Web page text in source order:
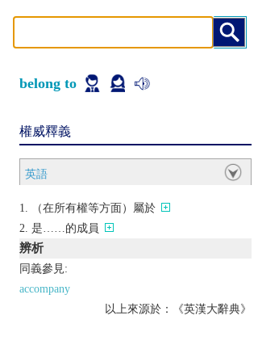
belong to
權威釋義
英語
（在所有權等方面）屬於
是……的成員
辨析
同義參見:
accompany
以上來源於：《英漢大辭典》